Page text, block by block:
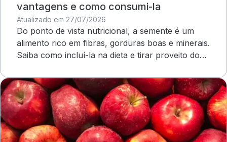
vantagens e como consumi-la
Atualizado em 27/07/2026
Do ponto de vista nutricional, a semente é um
alimento rico em fibras, gorduras boas e minerais.
Saiba como incluí-la na dieta e tirar proveito dos